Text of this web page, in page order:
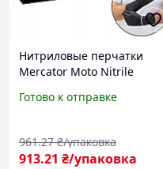
Нитриловые перчатки
Mercator Moto Nitrile
пар)
Готово к отправке
913.21 ₴/упаковка
961.27 ₴/упаковка